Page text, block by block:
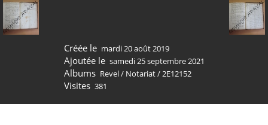
Créée le mardi 20 août 2019
Ajoutée le samedi 25 septembre 2021
Albums Revel/ Notariat/2E12152
Visites 381